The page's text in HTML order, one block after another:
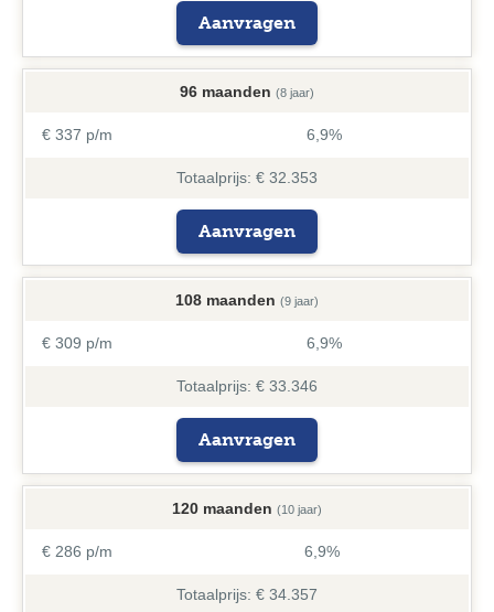
Aanvragen
96 maanden (8 jaar)
€ 337 p/m 6,9%
Totaalprijs: € 32.353
Aanvragen
108 maanden (9 jaar)
€ 309 p/m 6,9%
Totaalprijs: € 33.346
Aanvragen
120 maanden (10 jaar)
€ 286 p/m 6,9%
Totaalprijs: € 34.357